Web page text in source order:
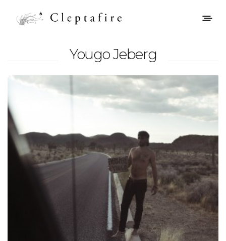
Yougo Jeberg